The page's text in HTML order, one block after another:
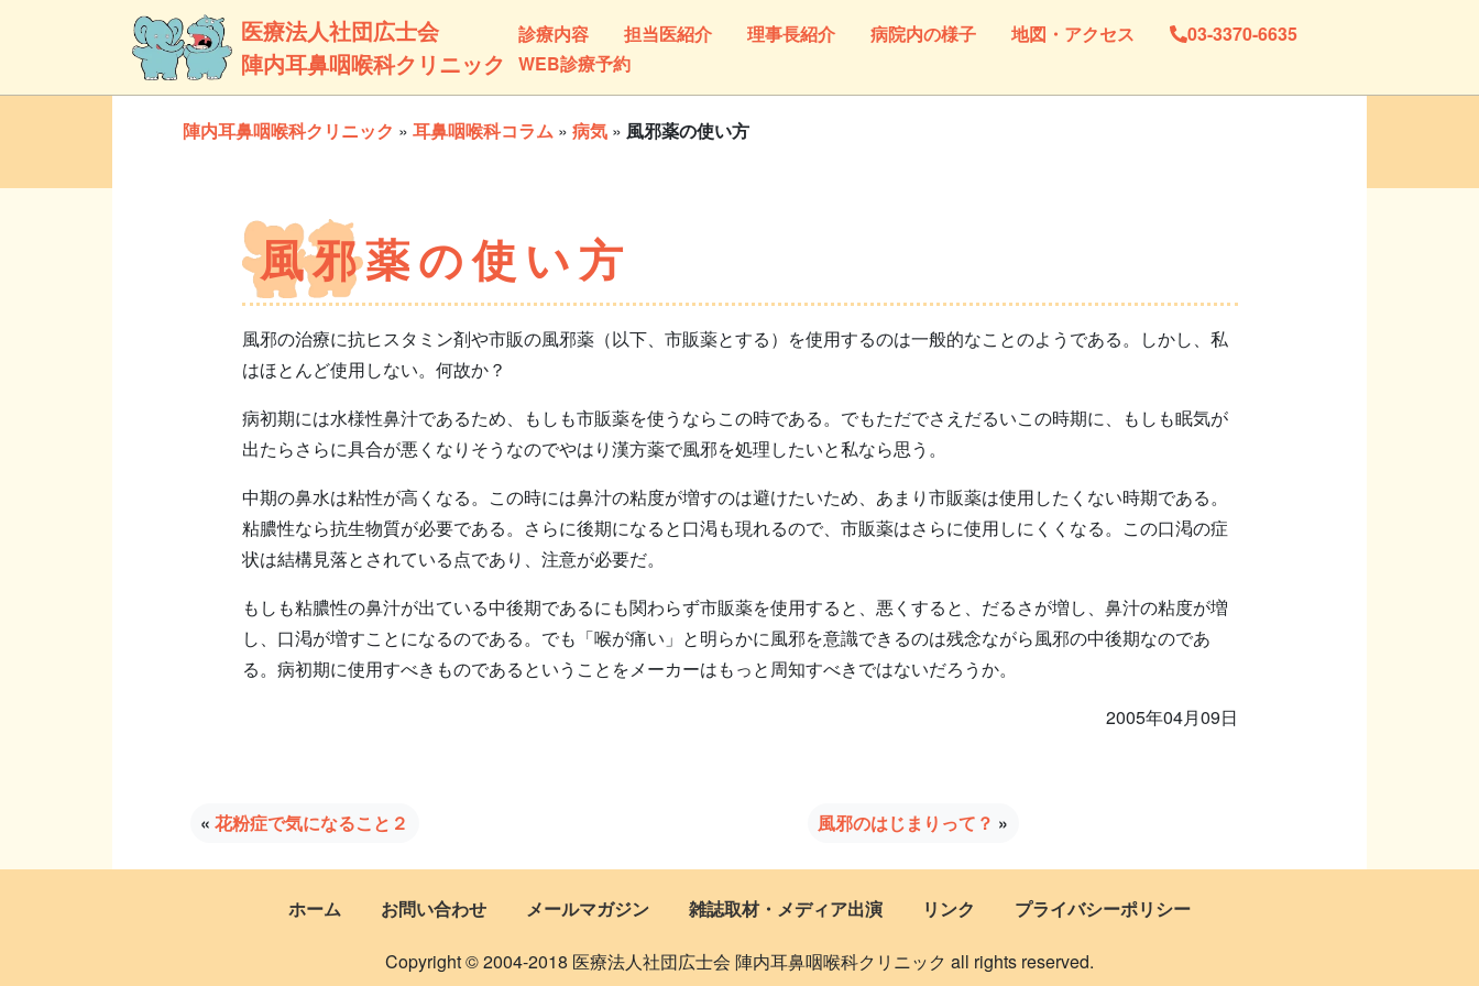
医療法人社団広士会
陣内耳鼻咽喉科クリニック
診療内容 担当医紹介 理事長紹介 病院内の様子 地図・アクセス
03-3370-6635
WEB診療予約
陣内耳鼻咽喉科クリニック » 耳鼻咽喉科コラム » 病気 » 風邪薬の使い方
風邪薬の使い方
風邪の治療に抗ヒスタミン剤や市販の風邪薬（以下、市販薬とする）を使用するのは一般的なことのようである。しかし、私
はほとんど使用しない。何故か？
病初期には水様性鼻汁であるため、もしも市販薬を使うならこの時である。でもただでさえだるいこの時期に、もしも眠気が
出たらさらに具合が悪くなりそうなのでやはり漢方薬で風邪を処理したいと私なら思う。
中期の鼻水は粘性が高くなる。この時には鼻汁の粘度が増すのは避けたいため、あまり市販薬は使用したくない時期である。
粘膿性なら抗生物質が必要である。さらに後期になると口渇も現れるので、市販薬はさらに使用しにくくなる。この口渇の症
状は結構見落とされている点であり、注意が必要だ。
もしも粘膿性の鼻汁が出ている中後期であるにも関わらず市販薬を使用すると、悪くすると、だるさが増し、鼻汁の粘度が増
し、口渇が増すことになるのである。でも「喉が痛い」と明らかに風邪を意識できるのは残念ながら風邪の中後期なのであ
る。病初期に使用すべきものであるということをメーカーはもっと周知すべきではないだろうか。
2005年04月09日
«花粉症で気になること２ 風邪のはじまりって？ »
ホーム お問い合わせ メールマガジン 雑誌取材・メディア出演 リンク プライバシーポリシー
Copyright © 2004-2018 医療法人社団広士会 陣内耳鼻咽喉科クリニック all rights reserved.